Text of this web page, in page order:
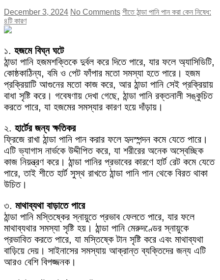
December 3, 2024 No Comments শীতে ঠান্ডা পানি পান করা কেন নিষেধ:
৪টি কারণ
১. হজমে বিঘ্ন ঘটে
ঠান্ডা পানি হজমশক্তিকে দুর্বল করে দিতে পারে, যার ফলে অ্যাসিডিটি,
কোষ্ঠকাঠিন্য, বমি ও পেট ফাঁপার মতো সমস্যা হতে পারে। হজম
প্রক্রিয়াটি আগুনের মতো কাজ করে, আর ঠান্ডা পানি সেই প্রক্রিয়ায়
বাধা সৃষ্টি করে। গবেষণায় দেখা গেছে, ঠান্ডা পানি রক্তনালী সঙ্কুচিত
করতে পারে, যা হজমের সমস্যার কারণ হয়ে দাঁড়ায়।
২. হার্টের জন্য ক্ষতিকর
ফ্রিজে রাখা ঠান্ডা পানি পান করার ফলে হৃদস্পন্দন কমে যেতে পারে।
এটি ভ্যাগাস নার্ভকে উদ্দীপিত করে, যা শরীরের অনেক অস্বেচ্ছিক
কাজ নিয়ন্ত্রণ করে। ঠান্ডা পানির প্রভাবের কারণে হার্ট রেট কমে যেতে
পারে, তাই শীতে হার্ট সুস্থ রাখতে ঠান্ডা পানি পান থেকে বিরত থাকা
উচিত।
৩. মাথাব্যথা বাড়াতে পারে
ঠান্ডা পানি মস্তিষ্কের স্নায়ুতে প্রভাব ফেলতে পারে, যার ফলে
মাথাব্যথার সমস্যা সৃষ্টি হয়। ঠান্ডা পানি মেরুদণ্ডের স্নায়ুকে
প্রভাবিত করতে পারে, যা মস্তিষ্কে টান সৃষ্টি করে এবং মাথাব্যথা
বাড়িয়ে দেয়। সাইনাসের সমস্যায় আক্রান্ত ব্যক্তিদের জন্য এটি
আরও বেশি বিপজ্জনক।